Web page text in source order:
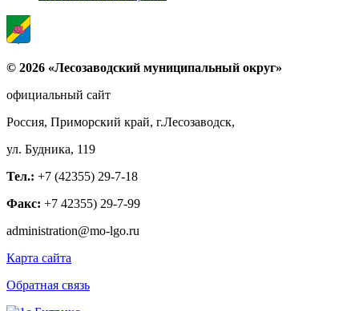
© 2026 «Лесозаводский муниципальный округ»
официальный сайт
Россия, Приморский край, г.Лесозаводск,
ул. Будника, 119
Тел.: +7 (42355) 29-7-18
Факс: +7 42355) 29-7-99
administration@mo-lgo.ru
Карта сайта
Обратная связь